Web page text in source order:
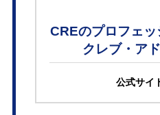
CREのプロフェ
クレブ・ア
公式サイ